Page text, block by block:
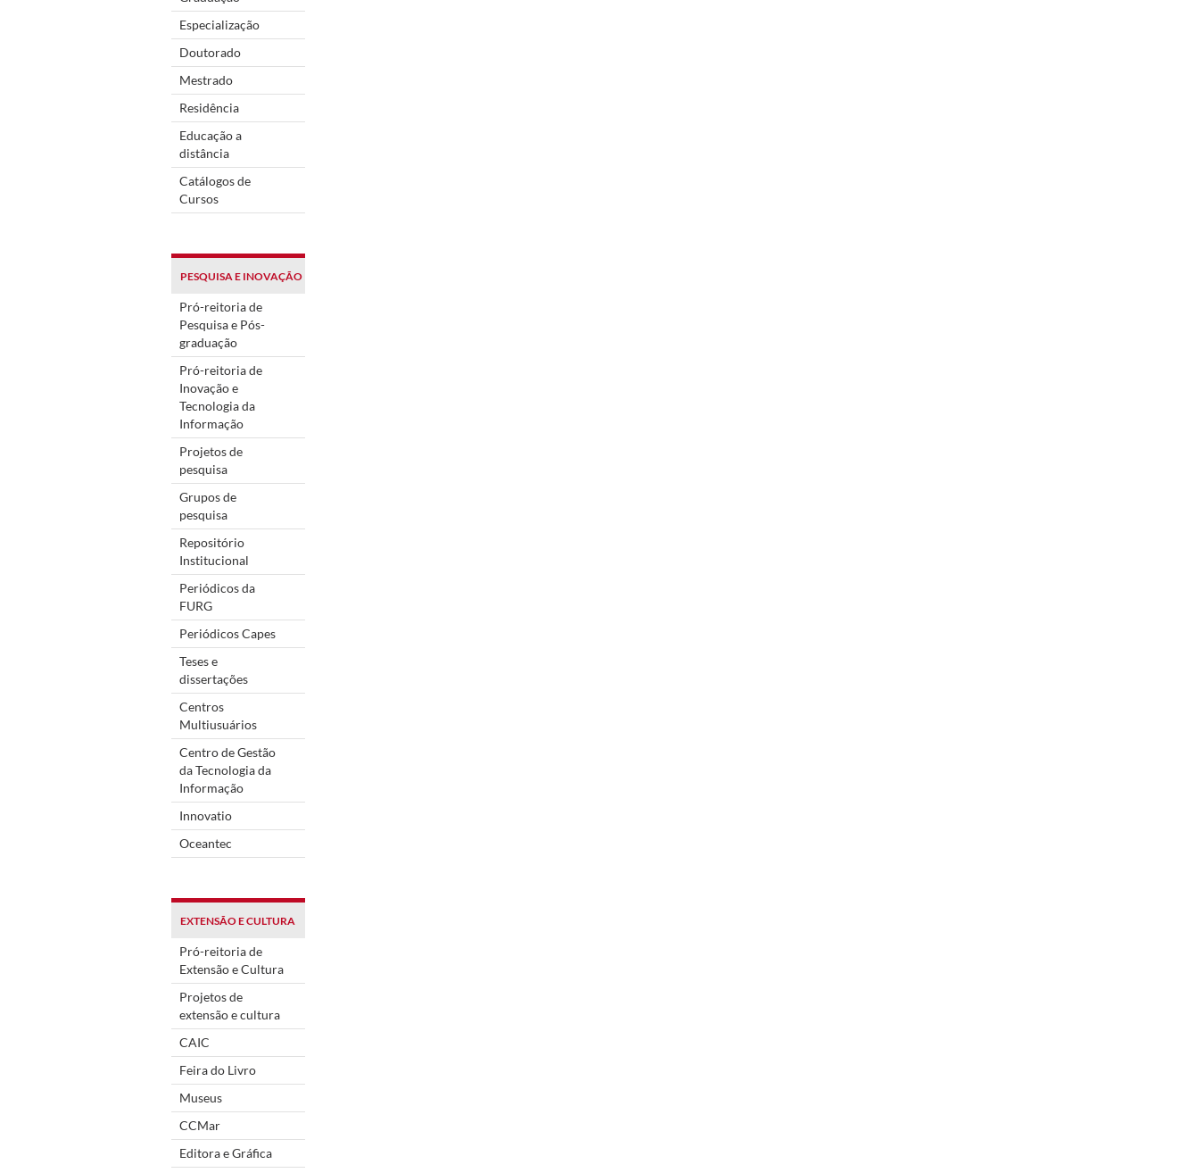
Especialização
Doutorado
Mestrado
Residência
Educação a
distância
Catálogos de
Cursos
PESQUISA E INOVAÇÃO
Pró-reitoria de
Pesquisa e Pós-
graduação
Pró-reitoria de
Inovação e
Tecnologia da
Informação
Projetos de
pesquisa
Grupos de
pesquisa
Repositório
Institucional
Periódicos da
FURG
Periódicos Capes
Teses e
dissertações
Centros
Multiusuários
Centro de Gestão
da Tecnologia da
Informação
Innovatio
Oceantec
EXTENSÃO E CULTURA
Pró-reitoria de
Extensão e Cultura
Projetos de
extensão e cultura
CAIC
Feira do Livro
Museus
CCMar
Editora e Gráfica